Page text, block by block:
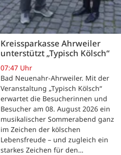
Kreissparkasse Ahrweiler
unterstützt „Typisch Kölsch“
07:47 Uhr
Bad Neuenahr-Ahrweiler. Mit der
Veranstaltung „Typisch Kölsch“
erwartet die Besucherinnen und
Besucher am 08. August 2026 ein
musikalischer Sommerabend ganz
im Zeichen der kölschen
Lebensfreude – und zugleich ein
starkes Zeichen für den…